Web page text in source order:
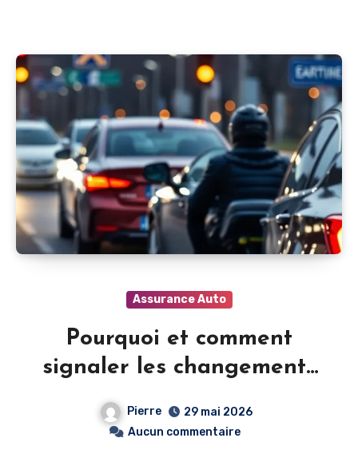
Assurance Auto
Pourquoi et comment
signaler les changements
a votre assureur auto
rapidement
Pierre
29 mai 2026
Aucun commentaire